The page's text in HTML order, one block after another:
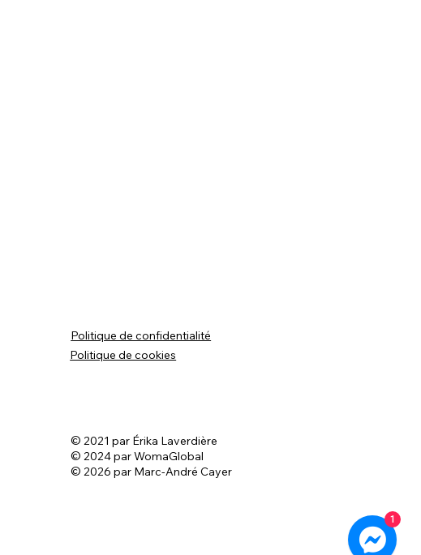
Politique de cookies
Politique de confidentialité
© 2021 par Érika Laverdière
© 2024 par WomaGlobal
© 2026 par Marc-André Cayer
1